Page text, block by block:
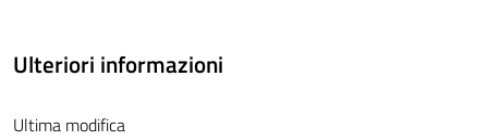
Ulteriori informazioni
Ultima modifica